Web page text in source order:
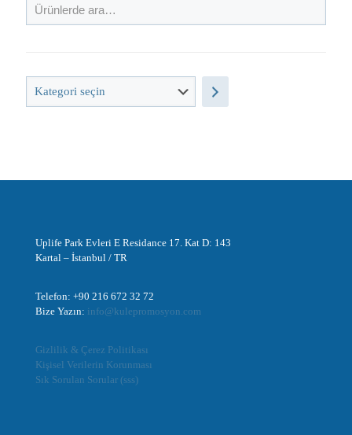
Kategori
Uplife Park Evleri E Residance 17. Kat D: 143
Kartal – İstanbul / TR
Telefon: +90 216 672 32 72
Bize Yazın: info@kulepromosyon.com
Gizlilik & Çerez Politikası
Kişisel Verilerin Korunması
Sık Sorulan Sorular (sss)